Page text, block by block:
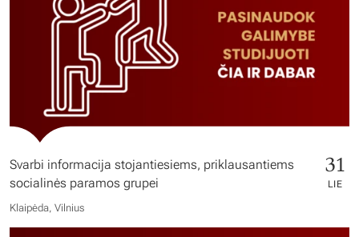
Svarbi informacija stojantiesiems, priklausantiems
socialinės paramos grupei
31
LIE
Klaipėda, Vilnius